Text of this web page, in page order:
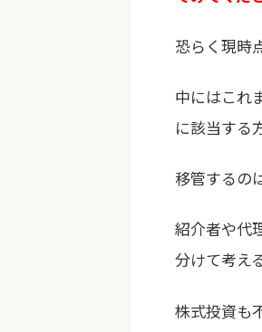
恐らく現時
中にはこれ
に該当する
移管するの
紹介者や代
分けて考え
株式投資も